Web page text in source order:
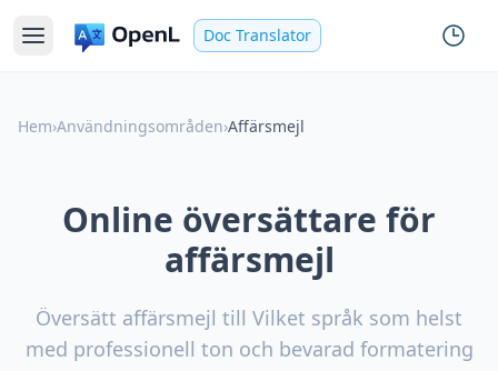
Doc Translator
Hem›Användningsområden›Affärsmejl
Online översättare för
affärsmejl
Översätt affärsmejl till Vilket språk som helst
med professionell ton och bevarad formatering